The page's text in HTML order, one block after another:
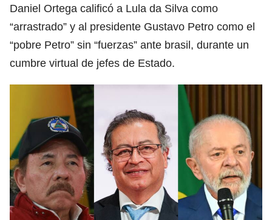
Daniel Ortega calificó a Lula da Silva como
“arrastrado” y al presidente Gustavo Petro como el
“pobre Petro” sin “fuerzas” ante brasil, durante un
cumbre virtual de jefes de Estado.